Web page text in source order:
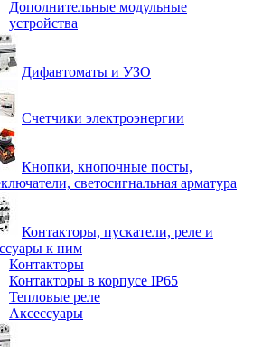
Дополнительные модульные
устройства
Дифавтоматы и УЗО
Счетчики электроэнергии
Кнопки, кнопочные посты,
светосигнальная арматура
Контакторы, пускатели, реле и
к ним
Контакторы
Контакторы в корпусе IP65
Тепловые реле
Аксессуары